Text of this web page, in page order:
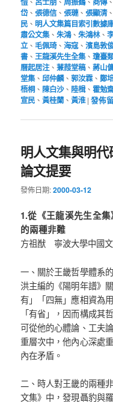
岱、張德信、張璉、張顯清
民 、 明人文集篇目索引數據
肅公文集、朱鴻、朱鴻林、
立、毛佩琦、海寇、濱島敦
書、王龍溪先生全集、瓊臺
曆起居注、蒹葭堂稿、蔣山
堂集、邱仲麟、郭汝霖、鄭
梧桐 、 陳白沙、 陸楫、霍勉
宣民 、黃桂蘭、黃淮 |發佈
明人文集與明
論文提要
發佈日期:2000-03-12
1.從《王龍溪先生全
的兩種非難
方祖猷 寧波大學中國
一、關於王畿哲學體系
洪主編的《陽明年譜》
有」「四無」應相資為
「有省」，因而構成其
可從他的心體論、工夫
重層次中，他內心深處
內在矛盾。
二、時人對王畿的兩種
文集》中，發現聶豹與